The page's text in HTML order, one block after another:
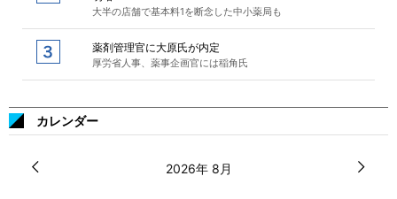
大半の店舗で基本料1を断念した中小薬局も
薬剤管理官に大原氏が内定
厚労省人事、薬事企画官には稲角氏
カレンダー
2026年 8月